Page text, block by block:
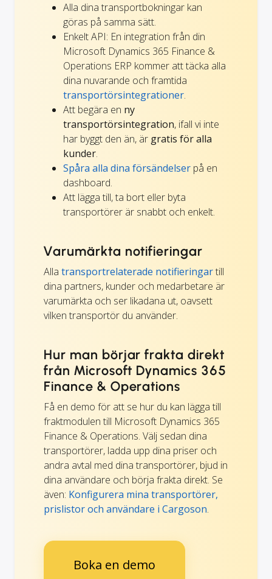
Alla dina transportbokningar kan
göras på samma sätt.
Enkelt API: En integration från din
Microsoft Dynamics 365 Finance &
Operations ERP kommer att täcka alla
dina nuvarande och framtida
transportörsintegrationer.
Att begära en ny
transportörsintegration, ifall vi inte
har byggt den än, är gratis för alla
kunder.
Spåra alla dina försändelser på en
dashboard.
Att lägga till, ta bort eller byta
transportörer är snabbt och enkelt.
Varumärkta notifieringar
Alla transportrelaterade notifieringartill
dina partners, kunder och medarbetare är
varumärkta och ser likadana ut, oavsett
vilken transportör du använder.
Hur man börjar frakta direkt
från Microsoft Dynamics 365
Finance & Operations
Få en demo för att se hur du kan lägga till
fraktmodulen till Microsoft Dynamics 365
Finance & Operations. Välj sedan dina
transportörer, ladda upp dina priser och
andra avtal med dina transportörer, bjud in
dina användare och börja frakta direkt. Se
även: Konfigurera mina transportörer,
prislistor och användare i Cargoson.
Boka en demo